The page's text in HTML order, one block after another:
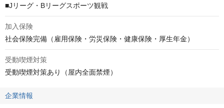
■Jリーグ・Bリーグスポーツ観戦
加入保険
社会保険完備（雇用保険・労災保険・健康保険・厚生年金）
受動喫煙対策
受動喫煙対策あり（屋内全面禁煙）
企業情報